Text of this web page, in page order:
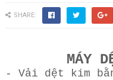
SHARE:
MÁY
- Vải dệt kim